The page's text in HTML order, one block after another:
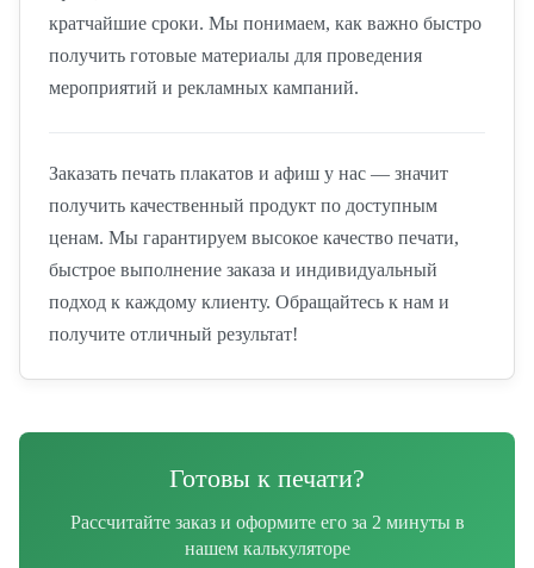
кратчайшие сроки. Мы понимаем, как важно быстро
получить готовые материалы для проведения
мероприятий и рекламных кампаний.
Заказать печать плакатов и афиш у нас — значит
получить качественный продукт по доступным
ценам. Мы гарантируем высокое качество печати,
быстрое выполнение заказа и индивидуальный
подход к каждому клиенту. Обращайтесь к нам и
получите отличный результат!
Готовы к печати?
Рассчитайте заказ и оформите его за 2 минуты в
нашем калькуляторе